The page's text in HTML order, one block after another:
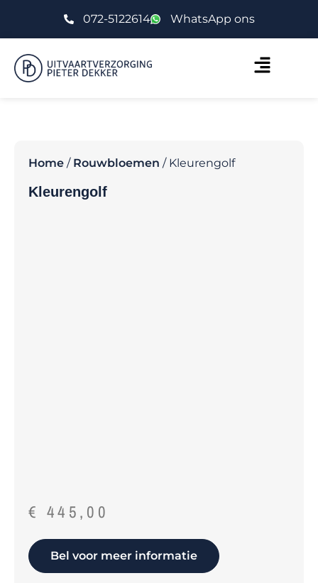
072-5122614 WhatsApp ons
Home / Rouwbloemen / Kleurengolf
Kleurengolf
€ 445,00
Bel voor meer informatie